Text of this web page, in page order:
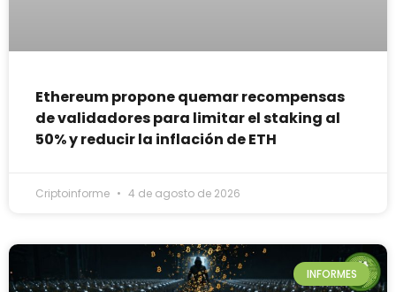
Ethereum propone quemar recompensas
de validadores para limitar el staking al
50% y reducir la inflación de ETH
Criptoinforme 4 de agosto de 2026
INFORMES